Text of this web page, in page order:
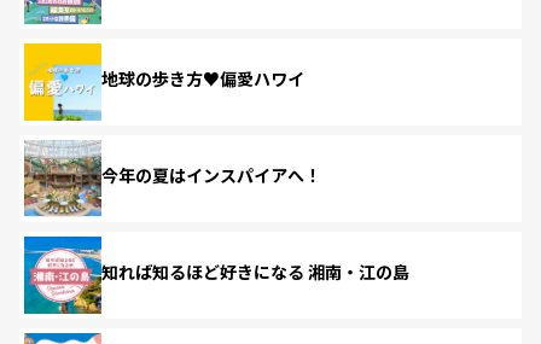
地球の歩き方♥偏愛ハワイ
今年の夏はインスパイアへ！
知れば知るほど好きになる 湘南・江の島